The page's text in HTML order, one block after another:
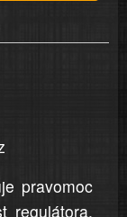
pravomoc
regulátora,